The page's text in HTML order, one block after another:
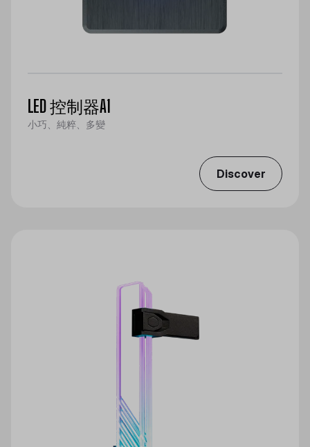
LED 控制器A1
小巧、純粹、多變
Discover